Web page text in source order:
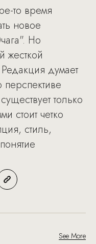
то время
новое
Но
жесткой
думает
только
стоит четко
стиль,
See More